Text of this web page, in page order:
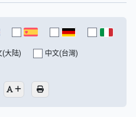
(大陆) 中文(台灣)